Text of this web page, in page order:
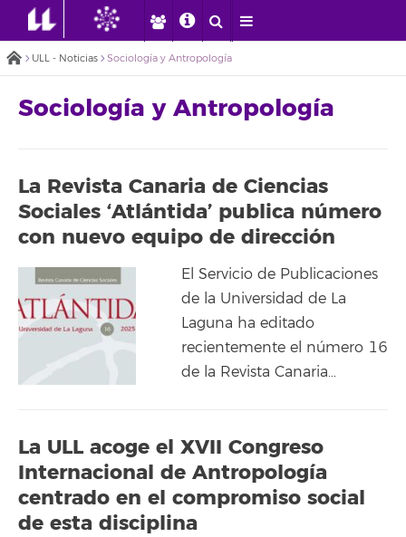
ULL - Noticias Sociología y Antropología
Sociología y Antropología
La Revista Canaria de Ciencias
Sociales ‘Atlántida’ publica número
con nuevo equipo de dirección
El Servicio de Publicaciones
de la Universidad de La
Laguna ha editado
recientemente el número 16
de la Revista Canaria…
La ULL acoge el XVII Congreso
Internacional de Antropología
centrado en el compromiso social
de esta disciplina